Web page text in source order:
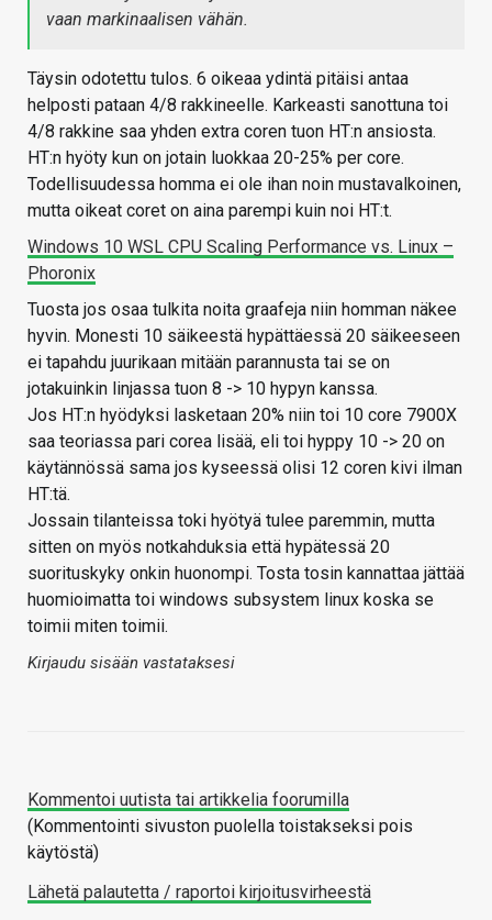
vaan markinaalisen vähän.
Täysin odotettu tulos. 6 oikeaa ydintä pitäisi antaa
helposti pataan 4/8 rakkineelle. Karkeasti sanottuna toi
4/8 rakkine saa yhden extra coren tuon HT:n ansiosta.
HT:n hyöty kun on jotain luokkaa 20-25% per core.
Todellisuudessa homma ei ole ihan noin mustavalkoinen,
mutta oikeat coret on aina parempi kuin noi HT:t.
Windows 10 WSL CPU Scaling Performance vs. Linux –
Phoronix
Tuosta jos osaa tulkita noita graafeja niin homman näkee
hyvin. Monesti 10 säikeestä hypättäessä 20 säikeeseen
ei tapahdu juurikaan mitään parannusta tai se on
jotakuinkin linjassa tuon 8 -> 10 hypyn kanssa.
Jos HT:n hyödyksi lasketaan 20% niin toi 10 core 7900X
saa teoriassa pari corea lisää, eli toi hyppy 10 -> 20 on
käytännössä sama jos kyseessä olisi 12 coren kivi ilman
HT:tä.
Jossain tilanteissa toki hyötyä tulee paremmin, mutta
sitten on myös notkahduksia että hypätessä 20
suorituskyky onkin huonompi. Tosta tosin kannattaa jättää
huomioimatta toi windows subsystem linux koska se
toimii miten toimii.
Kirjaudu sisään vastataksesi
Kommentoi uutista tai artikkelia foorumilla
(Kommentointi sivuston puolella toistakseksi pois
käytöstä)
Lähetä palautetta / raportoi kirjoitusvirheestä